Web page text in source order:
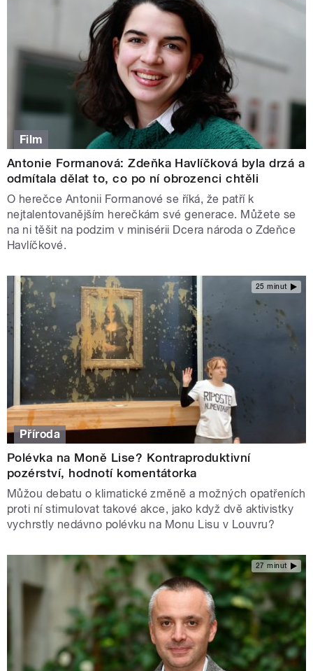
Film
Antonie Formanová: Zdeňka Havlíčková byla drzá a
odmítala dělat to, co po ní obrozenci chtěli
O herečce Antonii Formanové se říká, že patří k
nejtalentovanějším herečkám své generace. Můžete se
na ni těšit na podzim v minisérii Dcera národa o Zdeňce
Havlíčkové.
25 minut
Příroda
Polévka na Moně Lise? Kontraproduktivní
pozérství, hodnotí komentátorka
Můžou debatu o klimatické změně a možných opatřeních
proti ní stimulovat takové akce, jako když dvě aktivistky
vychrstly nedávno polévku na Monu Lisu v Louvru?
27 minut